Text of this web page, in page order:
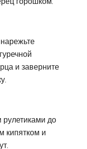
и заверните
рулетиками до
кипятком и